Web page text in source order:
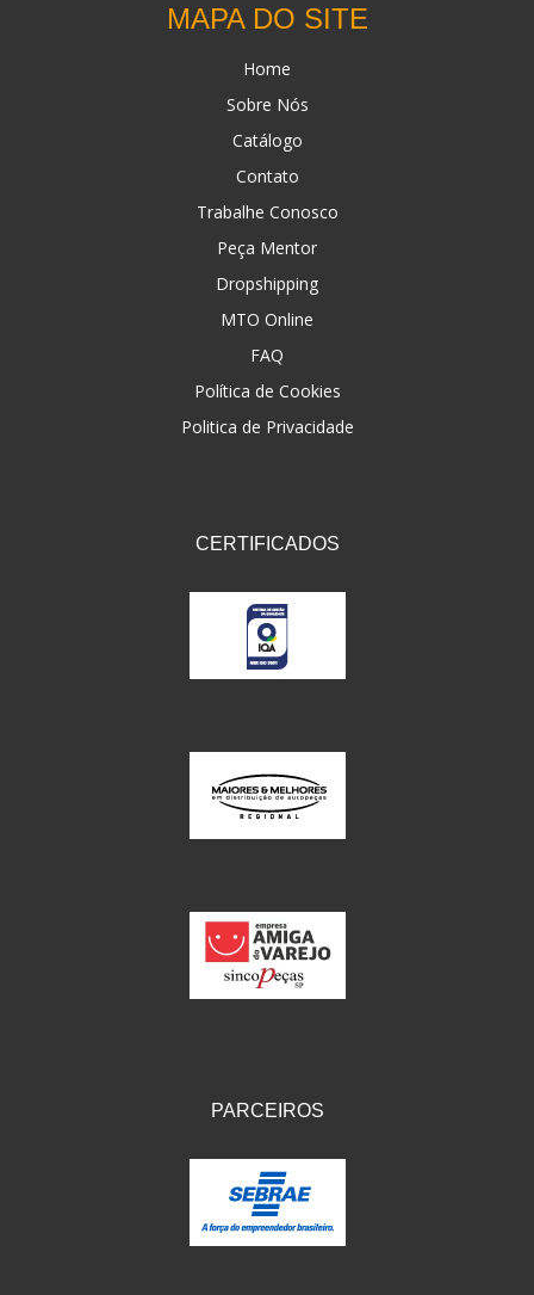
MAPA DO SITE
Home
Sobre Nós
Catálogo
Contato
Trabalhe Conosco
Peça Mentor
Dropshipping
MTO Online
FAQ
Política de Cookies
Politica de Privacidade
CERTIFICADOS
PARCEIROS